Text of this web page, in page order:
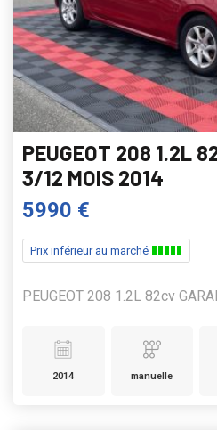
PEUGEOT 208 1.2L
3/12 MOIS 2014
5990 €
Prix inférieur au marché
PEUGEOT 208 1.2L 82cv
2014 manuelle